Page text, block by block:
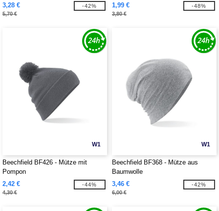
3,28 €
5,70 €
-42% 1,99 €
3,80 €
-48%
W1
Beechfield BF426 - Mütze mit
Pompon
2,42 €
4,30 €
-44%
W1
Beechfield BF368 - Mütze aus
Baumwolle
3,46 €
6,00 €
-42%